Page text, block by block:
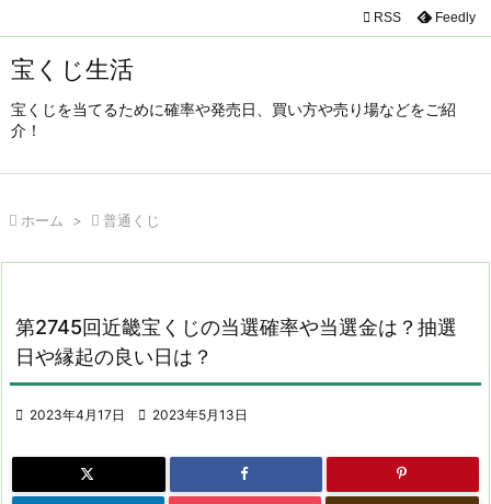
宝くじ生活
宝くじを当てるために確率や発売日、買い方や売り場などをご紹
介！

サイド
前へ
 RSS Feedly
 ホーム >  普通くじ
第2745回近畿宝くじの当選確率や当選金は？抽選
日や縁起の良い日は？
 2023年4月17日  2023年5月13日